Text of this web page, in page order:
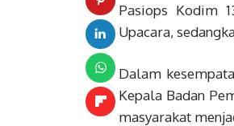
Pasiops Kodim
Upacara,
Dalam
Kepala Badan
masyarakat